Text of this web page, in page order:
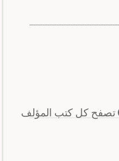
تصفح كل كتب المؤلف